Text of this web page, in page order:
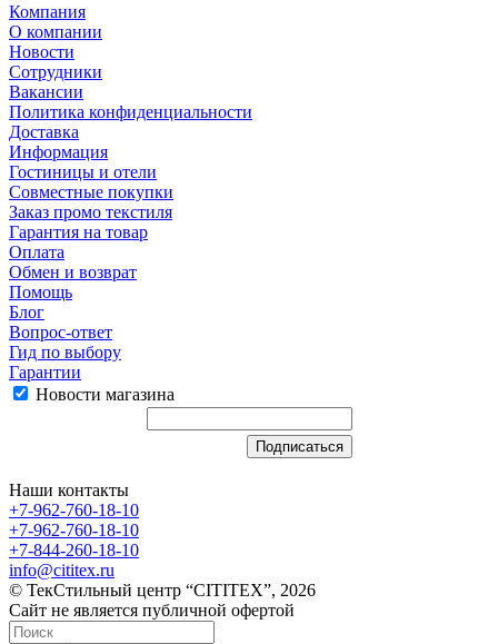
Компания
О компании
Новости
Сотрудники
Вакансии
Политика конфиденциальности
Доставка
Информация
Гостиницы и отели
Совместные покупки
Заказ промо текстиля
Гарантия на товар
Оплата
Обмен и возврат
Помощь
Блог
Вопрос-ответ
Гид по выбору
Гарантии
Новости магазина
Наши контакты
+7-962-760-18-10
+7-962-760-18-10
+7-844-260-18-10
info@cititex.ru
© ТекСтильный центр “CITITEX”, 2026
Сайт не является публичной офертой